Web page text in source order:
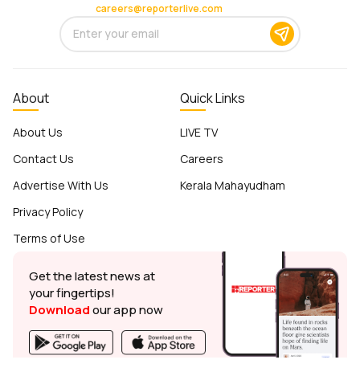
careers@reporterlive.com
About
About Us
Contact Us
Advertise With Us
Privacy Policy
Terms of Use
Quick Links
LIVE TV
Careers
Kerala Mahayudham
Get the latest news at
your fingertips!
Downloadour app now